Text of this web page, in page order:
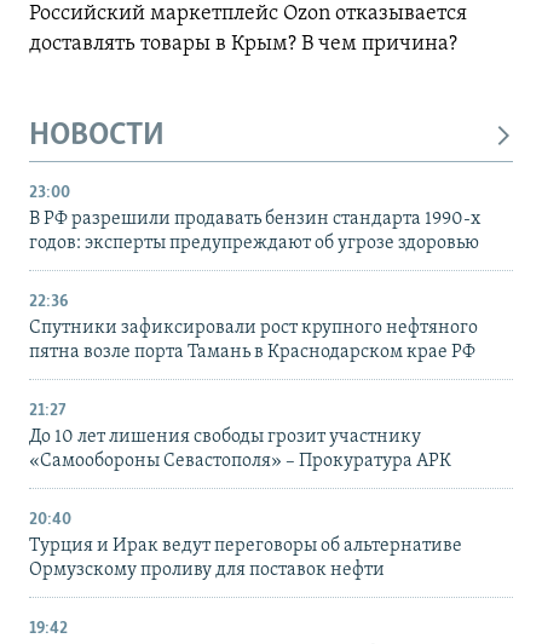
Российский маркетплейс Ozon отказывается
доставлять товары в Крым? В чем причина?
НОВОСТИ
23:00
В РФ разрешили продавать бензин стандарта 1990-х
годов: эксперты предупреждают об угрозе здоровью
22:36
Спутники зафиксировали рост крупного нефтяного
пятна возле порта Тамань в Краснодарском крае РФ
21:27
До 10 лет лишения свободы грозит участнику
«Самообороны Севастополя» – Прокуратура АРК
20:40
Турция и Ирак ведут переговоры об альтернативе
Ормузскому проливу для поставок нефти
19:42